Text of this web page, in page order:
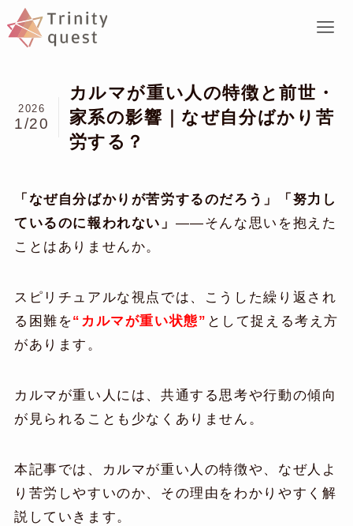
カルマが重い人の特徴と前世・
家系の影響｜なぜ自分ばかり苦
労する？
2026
1/20
「なぜ自分ばかりが苦労するのだろう」「努力し
ているのに報われない」 ――そんな思いを抱えた
ことはありませんか。
スピリチュアルな視点では、こうした繰り返され
る困難を“カルマが重い状態” として捉える考え方
があります。
カルマが重い人には、共通する思考や行動の傾向
が見られることも少なくありません。
本記事では、カルマが重い人の特徴や、なぜ人よ
り苦労しやすいのか、その理由をわかりやすく解
説していきます。